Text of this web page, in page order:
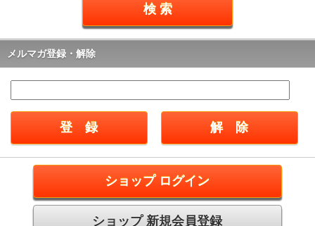
メルマガ登録・解除
ショップ ログイン
ショップ 新規会員登録